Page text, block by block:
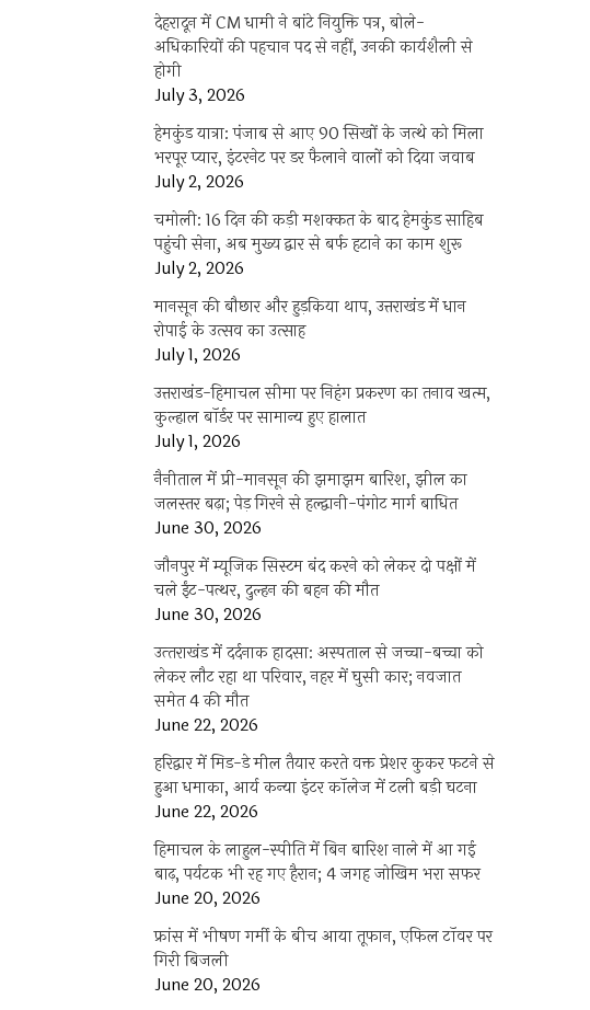
देहरादून में CM धामी ने बांटे नियुक्ति पत्र, बोले-
अधिकारियों की पहचान पद से नहीं, उनकी कार्यशैली से
होगी
July 3, 2026
हेमकुंड यात्रा: पंजाब से आए 90 सिखों के जत्थे को मिला
भरपूर प्यार, इंटरनेट पर डर फैलाने वालों को दिया जवाब
July 2, 2026
चमोली: 16 दिन की कड़ी मशक्कत के बाद हेमकुंड साहिब
पहुंची सेना, अब मुख्य द्वार से बर्फ हटाने का काम शुरू
July 2, 2026
मानसून की बौछार और हुड़किया थाप, उत्तराखंड में धान
रोपाई के उत्सव का उत्साह
July 1, 2026
उत्तराखंड-हिमाचल सीमा पर निहंग प्रकरण का तनाव खत्म,
कुल्हाल बॉर्डर पर सामान्य हुए हालात
July 1, 2026
नैनीताल में प्री-मानसून की झमाझम बारिश, झील का
जलस्तर बढ़ा; पेड़ गिरने से हल्द्वानी-पंगोट मार्ग बाधित
June 30, 2026
जौनपुर में म्यूजिक सिस्टम बंद करने को लेकर दो पक्षों में
चले ईंट-पत्थर, दुल्हन की बहन की मौत
June 30, 2026
उत्‍तराखंड में दर्दनाक हादसा: अस्पताल से जच्चा-बच्चा को
लेकर लौट रहा था परिवार, नहर में घुसी कार; नवजात
समेत 4 की मौत
June 22, 2026
हरिद्वार में मिड-डे मील तैयार करते वक्त प्रेशर कुकर फटने से
हुआ धमाका, आर्य कन्या इंटर कॉलेज में टली बड़ी घटना
June 22, 2026
हिमाचल के लाहुल-स्पीति में बिन बारिश नाले में आ गई
बाढ़, पर्यटक भी रह गए हैरान; 4 जगह जोखिम भरा सफर
June 20, 2026
फ्रांस में भीषण गर्मी के बीच आया तूफान, एफिल टॉवर पर
गिरी बिजली
June 20, 2026